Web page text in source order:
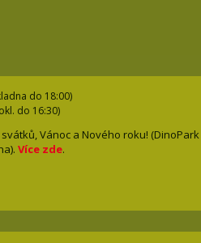
do 18:00)
do 16:30)
Vánoc a Nového roku! (DinoPark
Více zde.